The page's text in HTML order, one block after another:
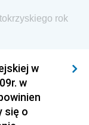
Cywilnego
i
i Opieki
rok
w
w
się o